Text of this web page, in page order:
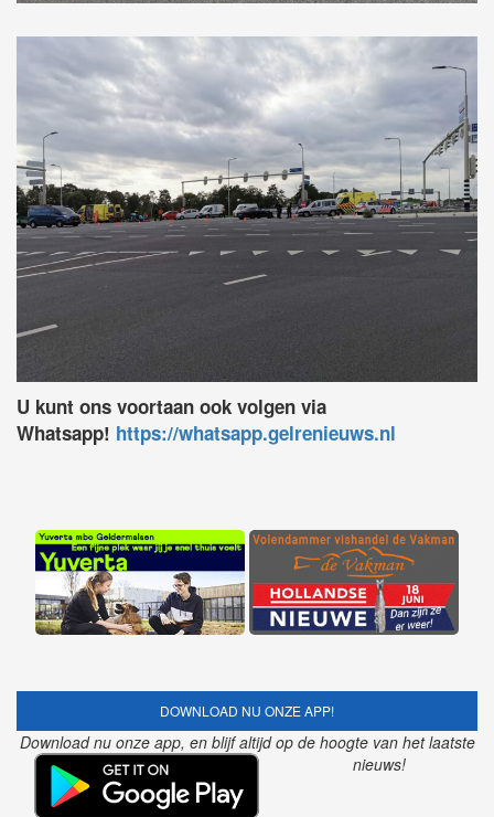
U kunt ons voortaan ook volgen via
Whatsapp! https://whatsapp.gelrenieuws.nl
DOWNLOAD NU ONZE APP!
Download nu onze app, en blijf altijd op de hoogte van het laatste
nieuws!